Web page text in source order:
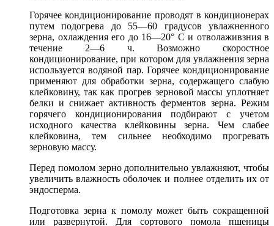
Горячее кондиционирование проводят в кондиционерах
путем подогрева до 55—60 градусов увлажненного
зерна, охлаждения его до 16—20° С и отволаживзния в
течение 2—6 ч. Возможно скоростное
кондиционирование, при котором для увлажнения зерна
используется водяной пар. Горячее кондиционирование
применяют для обработки зерна, содержащего слабую
клейковину, так как прогрев зерновой массы уплотняет
белки и снижает активность ферментов зерна. Режим
горячего кондиционирования подбирают с учетом
исходного качества клейковины зерна. Чем слабее
клейковина, тем сильнее необходимо прогревать
зерновую массу.
Перед помолом зерно дополнительно увлажняют, чтобы
увеличить влажность оболочек и полнее отделить их от
эндосперма.
Подготовка зерна к помолу может быть сокращенной
или развернутой. Для сортового помола пшеницы